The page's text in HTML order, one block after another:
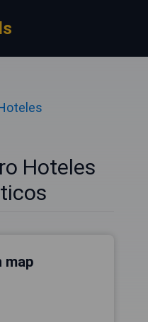
Hoteles
map